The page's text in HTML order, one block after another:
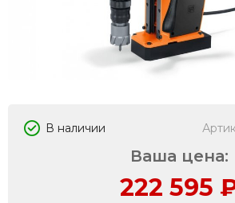
В наличии
Ваша цена:
222 595